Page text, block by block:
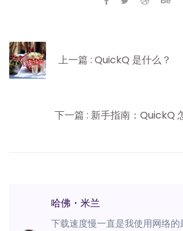
上一篇 : QuickQ 是什么？
下一篇 : 新手指南：QuickQ
哈佛・米兰
下载速度慢一直是我使用网络的